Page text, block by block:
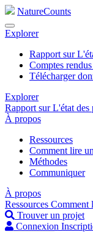
NatureCounts
Explorer
Rapport sur
Comptes
Télécharger
Explorer
Rapport sur L'état
À propos
Ressources
Comment lire
Méthodes
Communiquer
À propos
Ressources Comment
Trouver un projet
Connexion